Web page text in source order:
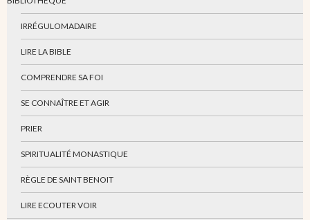
IRRÉGULOMADAIRE
LIRE LA BIBLE
COMPRENDRE SA FOI
SE CONNAÎTRE ET AGIR
PRIER
SPIRITUALITÉ MONASTIQUE
RÈGLE DE SAINT BENOIT
LIRE ECOUTER VOIR